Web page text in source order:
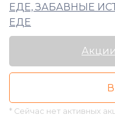
ЕДЕ, ЗАБАВНЫЕ
ЕДЕ
* Сейчас нет активных